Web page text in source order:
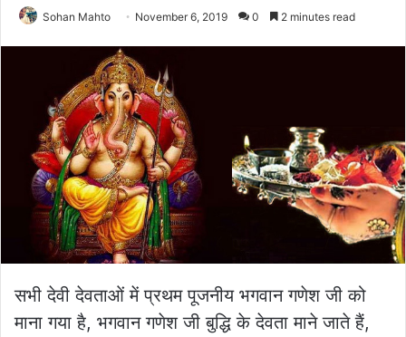
Sohan Mahto November 6, 2019 0 2 minutes read
सभी देवी देवताओं में प्रथम पूजनीय भगवान गणेश जी को
माना गया है, भगवान गणेश जी बुद्धि के देवता माने जाते हैं,